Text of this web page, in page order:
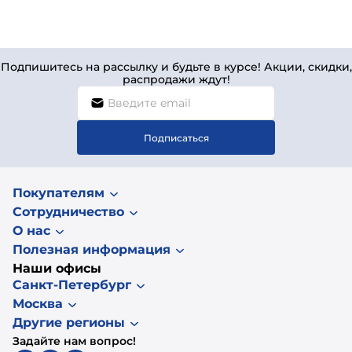
Подпишитесь на рассылку и будьте в курсе! Акции, скидки,
распродажи ждут!
Подписаться
Покупателям
Сотрудничество
О нас
Полезная информация
Наши офисы
Санкт-Петербург
Москва
Другие регионы
Задайте нам вопрос!